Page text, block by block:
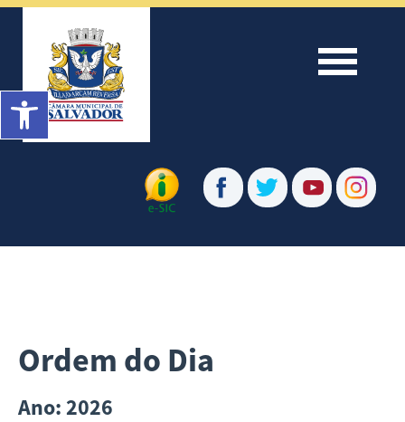
Menu
Ordem do Dia
Ano: 2026
Barra de Ferramentas Aberta